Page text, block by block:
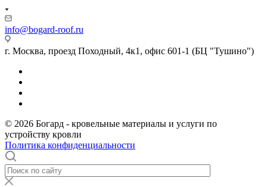
info@bogard-roof.ru
г. Москва, проезд Походный, 4к1, офис 601-1 (БЦ "Тушино")
© 2026 Богард - кровельные материалы и услуги по
устройству кровли
Политика конфиденциальности